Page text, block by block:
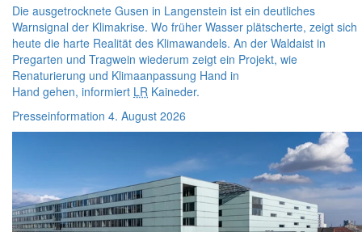
Die ausgetrocknete Gusen in Langenstein ist ein deutliches
Warnsignal der Klimakrise. Wo früher Wasser plätscherte, zeigt sich
heute die harte Realität des Klimawandels. An der Waldaist in
Pregarten und Tragwein wiederum zeigt ein Projekt, wie
Renaturierung und Klimaanpassung Hand in
Hand gehen, informiert LR Kaineder.
Presseinformation 4. August 2026